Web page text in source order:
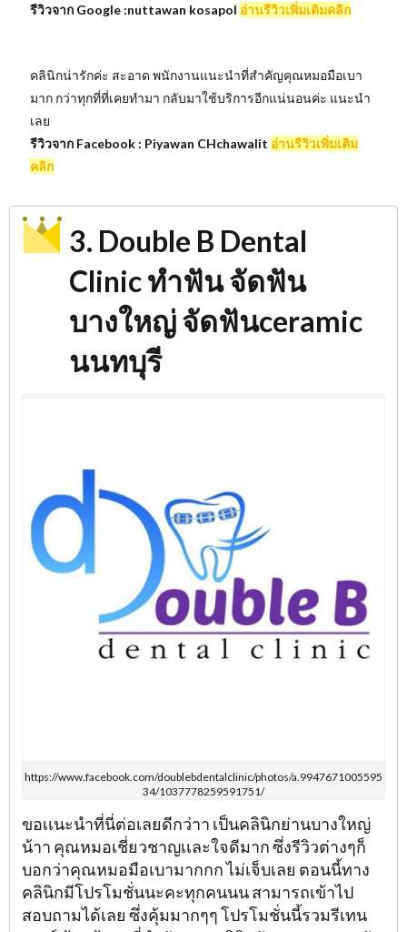
รีวิวจาก Google :nuttawan kosapol อ่านรีวิวเพิ่มเติมคลิก
คลินิกน่ารักค่ะ สะอาด พนักงานแนะนำที่สำคัญคุณหมอมือเบา
มาก กว่าทุกที่ที่เคยทำมา กลับมาใช้บริการอีกแน่นอนค่ะ แนะนำ
เลย
รีวิวจาก Facebook : Piyawan CHchawalit อ่านรีวิวเพิ่มเติม
คลิก
3. Double B Dental
Clinic ทําฟัน จัดฟัน
บางใหญ่ จัดฟันceramic
นนทบุรี
https://www.facebook.com/doublebdentalclinic/photos/a.9947671005595
34/1037778259591751/
ขอเเนะนำที่นี่ต่อเลยดีกว่าา เป็นคลินิกย่านบางใหญ่
น้าา คุณหมอเชี่ยวชาญเเละใจดีมาก ซึ่งรีวิวต่างๆก็
บอกว่าคุณหมอมือเบามากกก ไม่เจ็บเลย ตอนนี้ทาง
คลินิกมีโปรโมชั่นนะคะทุกคนนน สามารถเข้าไป
สอบถามได้เลย ซึ่งคุ้มมากๆๆ โปรโมชั่นนี้รวมรีเทน